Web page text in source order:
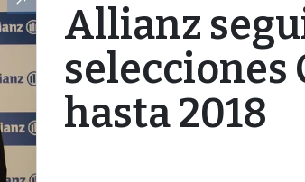
Allianz
selecciones
hasta 2018